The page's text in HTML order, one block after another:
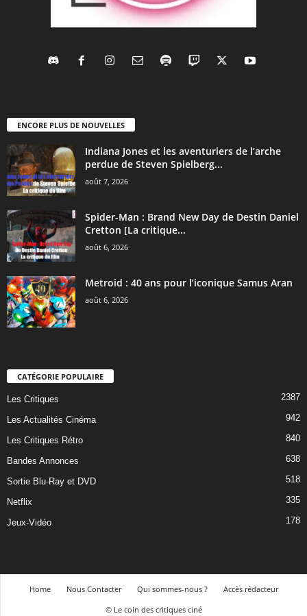
ENCORE PLUS DE NOUVELLES
Indiana Jones et les aventuriers de l’arche
perdue de Steven Spielberg...
août 7, 2026
Spider-Man : Brand New Day de Destin Daniel
Cretton [La critique...
août 6, 2026
Metroid : 40 ans pour l’iconique Samus Aran
août 6, 2026
CATÉGORIE POPULAIRE
Les Critiques 2387
Les Actualités Cinéma 942
Les Critiques Rétro 840
Bandes Annonces 638
Sortie Blu-Ray et DVD 518
Netflix 335
Jeux-Vidéo 178
Home Nous Contacter Qui sommes-nous ?
Accès rédacteur
© Le coin des critiques ciné